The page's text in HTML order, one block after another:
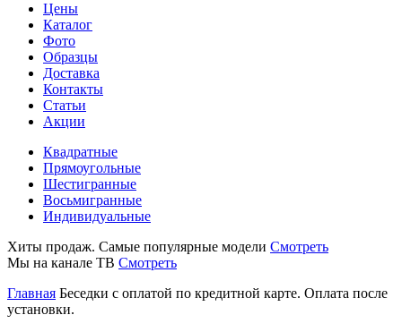
Цены
Каталог
Фото
Образцы
Доставка
Контакты
Статьи
Акции
Квадратные
Прямоугольные
Шестигранные
Восьмигранные
Индивидуальные
Хиты продаж. Самые популярные модели Смотреть
Мы на канале ТВ Смотреть
Главная Беседки с оплатой по кредитной карте. Оплата после
установки.